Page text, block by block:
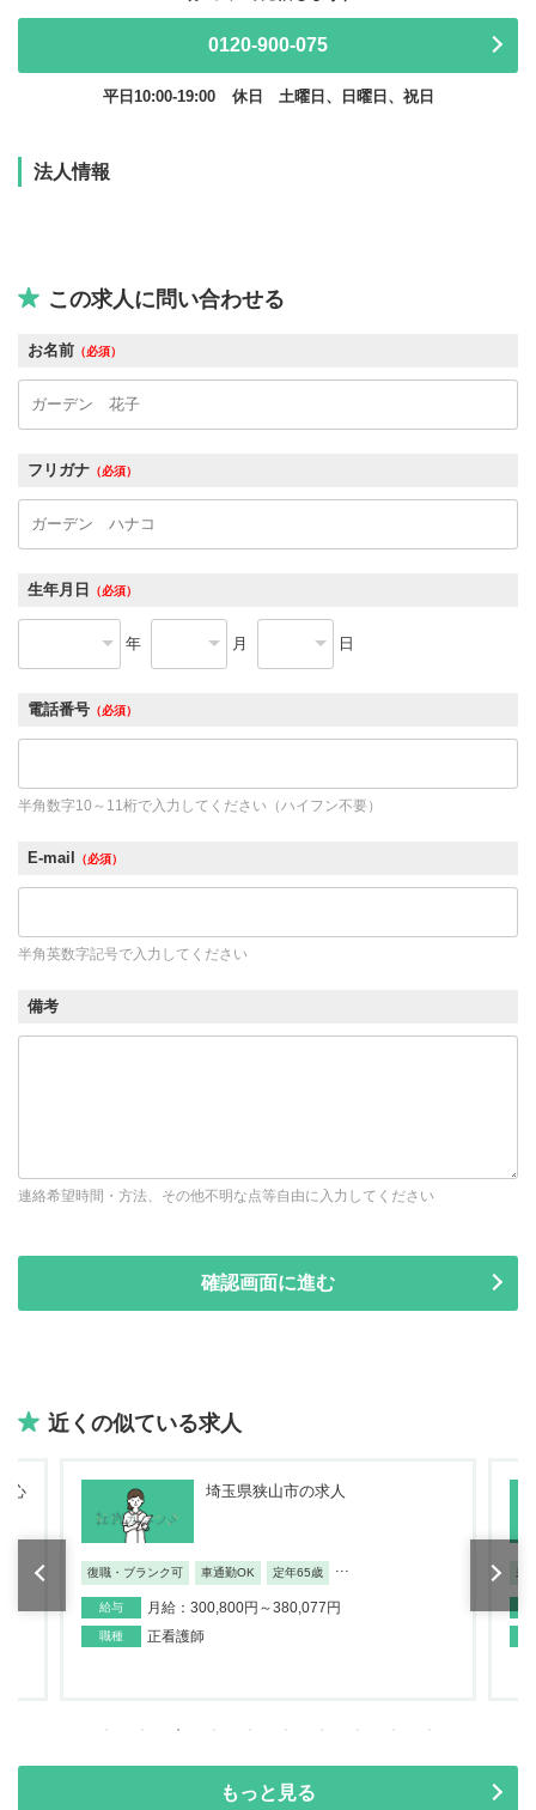
0120-900-075
平日10:00-19:00 休日 土曜日、日曜日、祝日
法人情報
この求人に問い合わせる
お名前 （必須）
フリガナ （必須）
生年月日 （必須）
年 月 日
電話番号 （必須）
半角数字10～11桁で入力してください（ハイフン不要）
E-mail （必須）
半角英数字記号で入力してください
備考
連絡希望時間・方法、その他不明な点等自由に入力してください
近くの似ている求人
心 埼玉県狭山市の求人
復職・ブランク可 車通勤OK 定年65歳
給与 月給：300,800円～380,077円
職種 正看護師
未
もっと見る